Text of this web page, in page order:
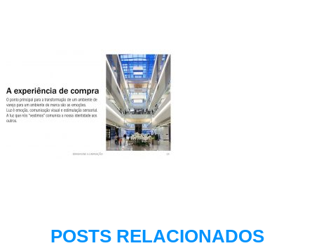
POSTS RELACIONADOS